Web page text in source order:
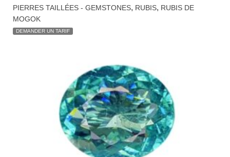
PIERRES TAILLÉES - GEMSTONES, RUBIS, RUBIS DE
MOGOK
DEMANDER UN TARIF